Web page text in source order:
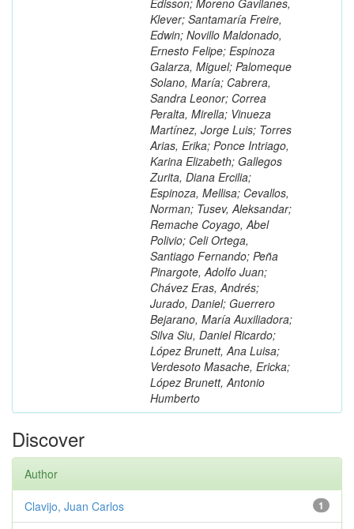
Klever; Santamaría Freire,
Edwin; Novillo Maldonado,
Ernesto Felipe; Espinoza
Galarza, Miguel; Palomeque
Solano, María; Cabrera,
Sandra Leonor; Correa
Peralta, Mirella; Vinueza
Martínez, Jorge Luis; Torres
Arias, Erika; Ponce Intriago,
Karina Elizabeth; Gallegos
Zurita, Diana Ercilia;
Espinoza, Mellisa; Cevallos,
Norman; Tusev, Aleksandar;
Remache Coyago, Abel
Polivio; Celi Ortega,
Santiago Fernando; Peña
Pinargote, Adolfo Juan;
Chávez Eras, Andrés;
Jurado, Daniel; Guerrero
Bejarano, María Auxiliadora;
Silva Siu, Daniel Ricardo;
López Brunett, Ana Luisa;
Verdesoto Masache, Ericka;
López Brunett, Antonio
Humberto
Discover
Author
1
Clavijo, Juan Carlos